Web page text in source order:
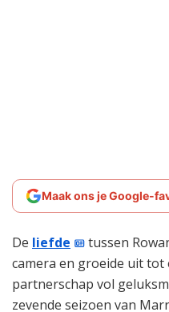
Maak ons je Google-
De liefde
tussen
camera en groeide uit
partnerschap vol
zevende seizoen van